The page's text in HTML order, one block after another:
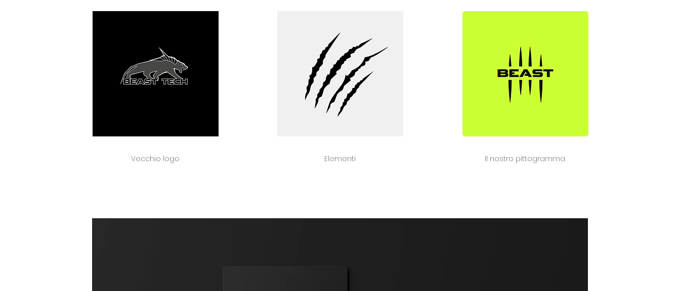
Vecchio logo Elementi Il nostro pittogramma